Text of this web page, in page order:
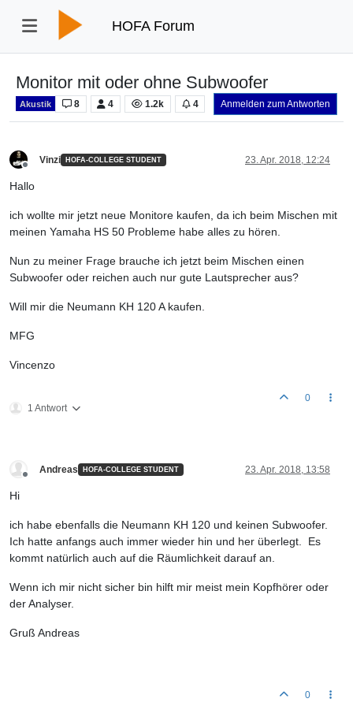
HOFA Forum
Monitor mit oder ohne Subwoofer
Akustik 8 4 1.2k 4 Anmelden zum Antworten
Offline
Vinzi HOFA-COLLEGE STUDENT 23. Apr. 2018, 12:24
Hallo
ich wollte mir jetzt neue Monitore kaufen, da ich beim Mischen mit
meinen Yamaha HS 50 Probleme habe alles zu hören.
Nun zu meiner Frage brauche ich jetzt beim Mischen einen
Subwoofer oder reichen auch nur gute Lautsprecher aus?
Will mir die Neumann KH 120 A kaufen.
MFG
Vincenzo
1 Antwort
0
Offline
Andreas HOFA-COLLEGE STUDENT 23. Apr. 2018, 13:58
Hi
ich habe ebenfalls die Neumann KH 120 und keinen Subwoofer.
Ich hatte anfangs auch immer wieder hin und her überlegt. Es
kommt natürlich auch auf die Räumlichkeit darauf an.
Wenn ich mir nicht sicher bin hilft mir meist mein Kopfhörer oder
der Analyser.
Gruß Andreas
0